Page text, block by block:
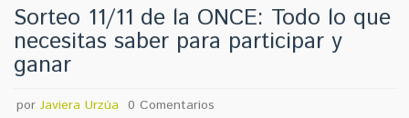
Sorteo 11/11 de la ONCE: Todo lo que
necesitas saber para participar y
ganar
por Javiera Urzúa 0 Comentarios